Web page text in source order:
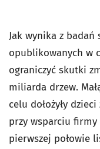
Jak wynika z
opublikowanych w
ograniczyć skutki
miliarda drzew.
celu dołożyły
przy wsparciu
pierwszej połowie